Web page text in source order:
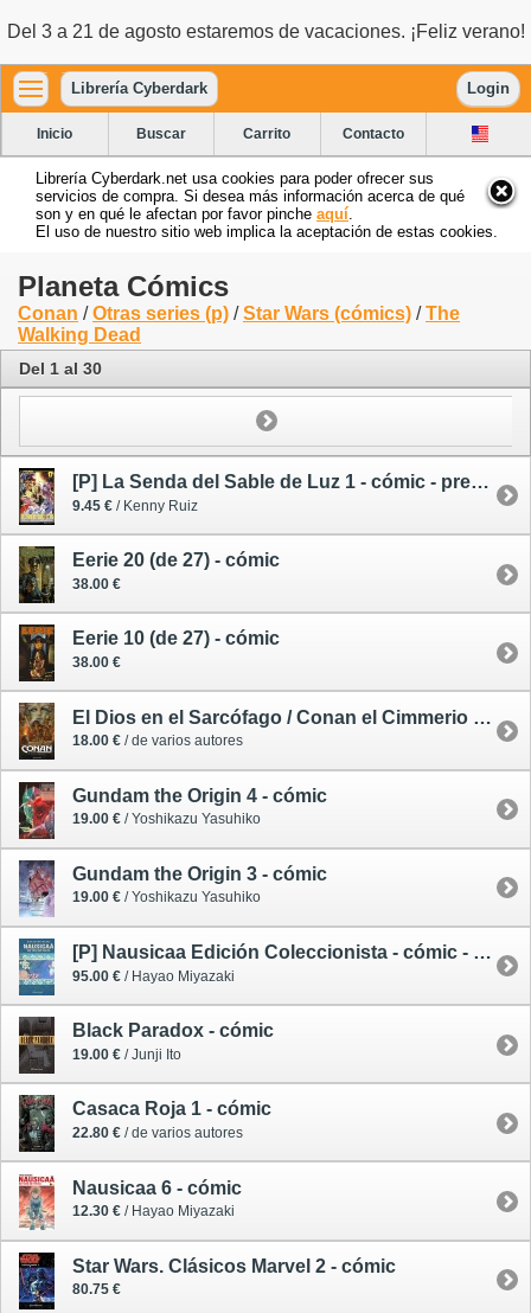
Del 3 a 21 de agosto estaremos de vacaciones. ¡Feliz verano!
Librería Cyberdark Login
Inicio Buscar Carrito Contacto
Librería Cyberdark.net usa cookies para poder ofrecer sus
servicios de compra. Si desea más información acerca de qué
son y en qué le afectan por favor pinche aquí
El uso de nuestro sitio web implica la aceptación de estas cookies.
Planeta Cómics
Conan /Otras series (p) /Star Wars (cómics) /The
Walking Dead
Del 1 al 30
[P] La Senda del Sable de Luz 1 - cómic - preventa 02/09/26
9.45 € / Kenny Ruiz
Eerie 20 (de 27) - cómic
38.00 €
Eerie 10 (de 27) - cómic
38.00 €
El Dios en el Sarcófago / Conan el Cimmerio 11 - cómic
18.00 € / de varios autores
Gundam the Origin 4 - cómic
19.00 € / Yoshikazu Yasuhiko
Gundam the Origin 3 - cómic
19.00 € / Yoshikazu Yasuhiko
[P] Nausicaa Edición Coleccionista - cómic - preventa 30/09/26
95.00 € / Hayao Miyazaki
Black Paradox - cómic
19.00 € / Junji Ito
Casaca Roja 1 - cómic
22.80 € / de varios autores
Nausicaa 6 - cómic
12.30 € / Hayao Miyazaki
Star Wars. Clásicos Marvel 2 - cómic
80.75 €